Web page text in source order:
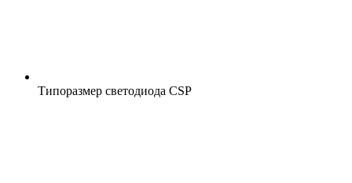
Типоразмер светодиода CSP